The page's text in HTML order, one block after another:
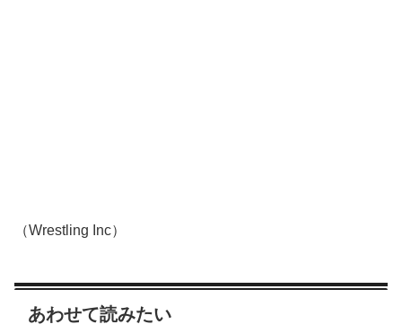
（Wrestling Inc）
あわせて読みたい